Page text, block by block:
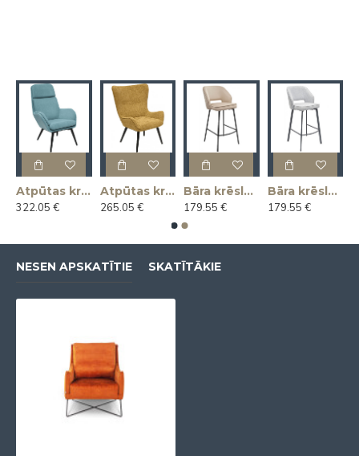
Atpūtas krēsls MAGNUS
322.05 €
Atpūtas krēsls MARIUS
265.05 €
Bāra krēsls ANDRE
179.55 €
Bāra krēsls ANDRE
179.55 €
NESEN APSKATĪTIE SKATĪTĀKIE